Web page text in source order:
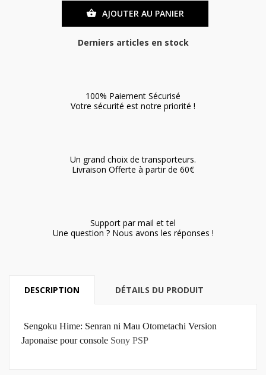
 AJOUTER AU PANIER
Derniers articles en stock
100% Paiement Sécurisé
Votre sécurité est notre priorité !
Un grand choix de transporteurs.
Livraison Offerte à partir de 60€
Support par mail et tel
Une question ? Nous avons les réponses !
DESCRIPTION DÉTAILS DU PRODUIT
Sengoku Hime: Senran ni Mau Otometachi Version
Japonaise pour console Sony PSP